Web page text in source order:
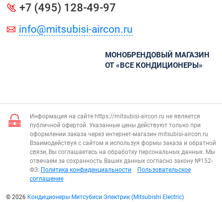
+7 (495) 128-49-97
info@mitsubisi-aircon.ru
МОНОБРЕНДОВЫЙ МАГАЗИН
ОТ «ВСЕ КОНДИЦИОНЕРЫ»
Информация на сайте https://mitsubisi-aircon.ru не является
публичной офертой. Указанные цены действуют только при
оформлении заказа через интернет-магазин mitsubisi-aircon.ru
Взаимодействуя с сайтом и используя формы заказа и обратной
связи, Вы соглашаетесь на обработку персональных данных. Мы
отвечаем за сохранность Ваших данных согласно закону №152-
ФЗ: Политика конфиденциальности
Пользовательское
соглашение
© 2026 Кондиционеры Митсубиси Электрик (Mitsubishi Electric)